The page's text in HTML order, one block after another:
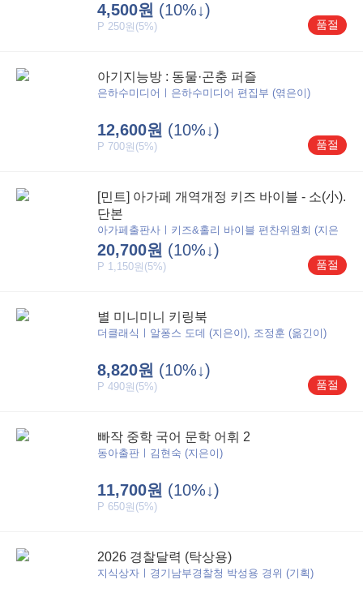
4,500원 (10%↓)
P 250원(5%) 품절
아기지능방 : 동물·곤충 퍼즐
은하수미디어ㅣ은하수미디어 편집부 (엮은이)
12,600원 (10%↓)
P 700원(5%) 품절
[민트] 아가페 개역개정 키즈 바이블 - 소(小).
단본
아가페출판사ㅣ키즈&홀리 바이블 편찬위원회 (지은
이)
20,700원 (10%↓)
P 1,150원(5%) 품절
별 미니미니 키링북
더클래식ㅣ알퐁스 도데 (지은이), 조정훈 (옮긴이)
8,820원 (10%↓)
P 490원(5%) 품절
빠작 중학 국어 문학 어휘 2
동아출판ㅣ김현숙 (지은이)
11,700원 (10%↓)
P 650원(5%)
2026 경찰달력 (탁상용)
지식상자ㅣ경기남부경찰청 박성용 경위 (기획)